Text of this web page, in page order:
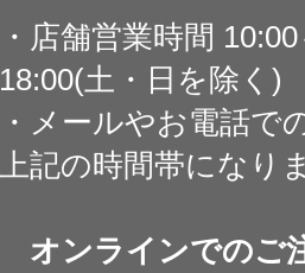
・店舗営業時間
18:00(土・日を除く)
・メールやお電話で
上記の時間帯になり
オンラインでのご